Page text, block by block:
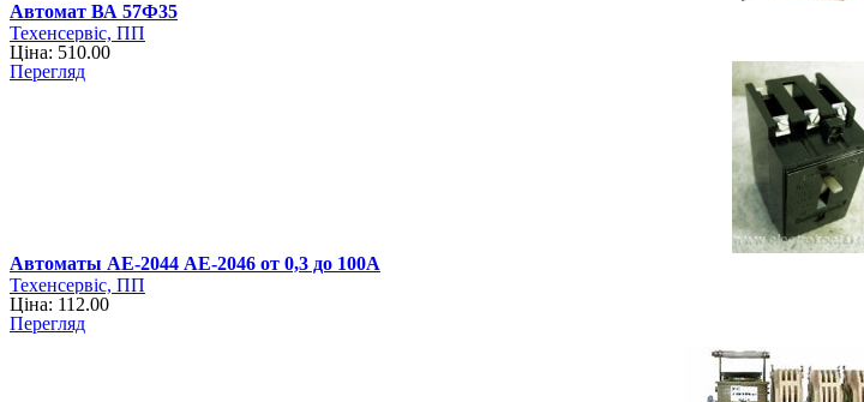
Автомат ВА 57Ф35
Техенсервіс, ПП
Ціна: 510.00
Перегляд
Автоматы АЕ-2044 АЕ-2046 от 0,3 до 100А
Техенсервіс, ПП
Ціна: 112.00
Перегляд